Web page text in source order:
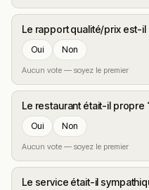
Le rapport qualité/prix est-il
Oui Non
Aucun vote — soyez le premier
Le restaurant était-il propre
Oui Non
Aucun vote — soyez le premier
Le service était-il